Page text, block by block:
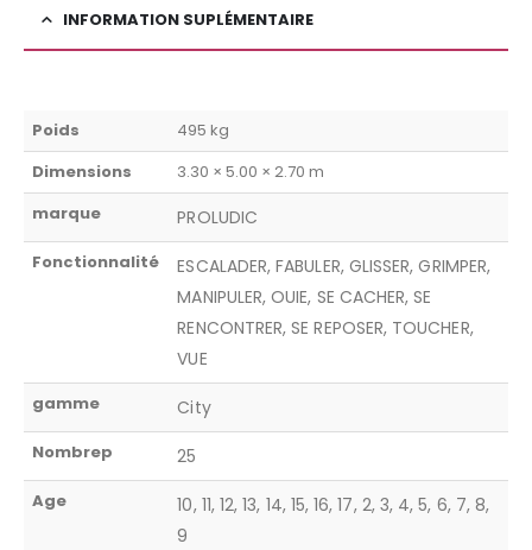
INFORMATION SUPLÉMENTAIRE
Poids
495 kg
Dimensions
3.30 × 5.00 × 2.70 m
marque
PROLUDIC
Fonctionnalité
ESCALADER, FABULER, GLISSER, GRIMPER,
MANIPULER, OUIE, SE CACHER, SE
RENCONTRER, SE REPOSER, TOUCHER,
VUE
gamme City
Nombrep 25
Age
10, 11, 12, 13, 14, 15, 16, 17, 2, 3, 4, 5, 6, 7, 8,
9